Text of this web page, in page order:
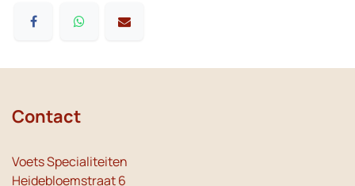
Contact
Voets Specialiteiten
Heidebloemstraat 6